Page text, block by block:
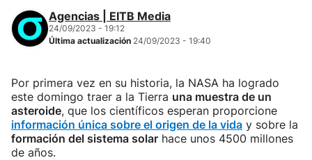
Agencias | EITB Media
24/09/2023 - 19:12
Última actualización 24/09/2023 - 19:40
Por primera vez en su historia, la NASA ha logrado
este domingo traer a la Tierra una muestra de un
asteroide, que los científicos esperan proporcione
información única sobre el origen de la vida y sobre la
formación del sistema solar hace unos 4500 millones
de años.